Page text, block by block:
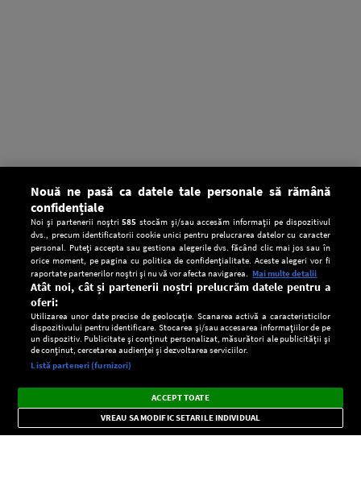
CONFIDENŢIALITATE
Setări:
Dark
Mode
Radio live, podcasturi, știri și alerte
importante.
×
Nouă ne pasă ca datele tale personale să rămână
confidențiale
Noi și partenerii noștri585 stocăm și/sau accesăm informații pe dispozitivul
dvs., precum identificatorii cookie unici pentru prelucrarea datelor cu caracter
personal. Puteți accepta sau gestiona alegerile dvs. făcând clic mai jos sau în
orice moment, pe pagina cu politica de confidențialitate. Aceste alegeri vor fi
raportate partenerilor noștri și nu vă vor afecta navigarea. Mai multe detalii
Atât noi, cât și partenerii noștri prelucrăm datele pentru a
oferi:
Utilizarea unor date precise de geolocație. Scanarea activă a caracteristicilor
dispozitivului pentru identificare. Stocarea și/sau accesarea informațiilor de pe
un dispozitiv. Publicitate și conținut personalizat, măsurători ale publicității și
de conținut, cercetarea audienței și dezvoltarea serviciilor.
Listă parteneri (furnizori)
ACCEPT TOATE
VREAU SA MODIFIC SETARILE INDIVIDUAL